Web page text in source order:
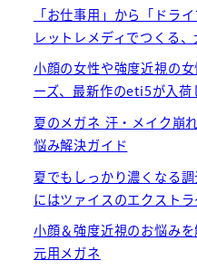
「お仕事用」から「ドラ
レットレメディでつくる
小顔の女性や強度近視の
ーズ、最新作のeti5が入荷
夏のメガネ 汗・メイク崩
悩み解決ガイド
夏でもしっかり濃くなる
にはツァイスのエクスト
小顔＆強度近視のお悩み
元用メガネ